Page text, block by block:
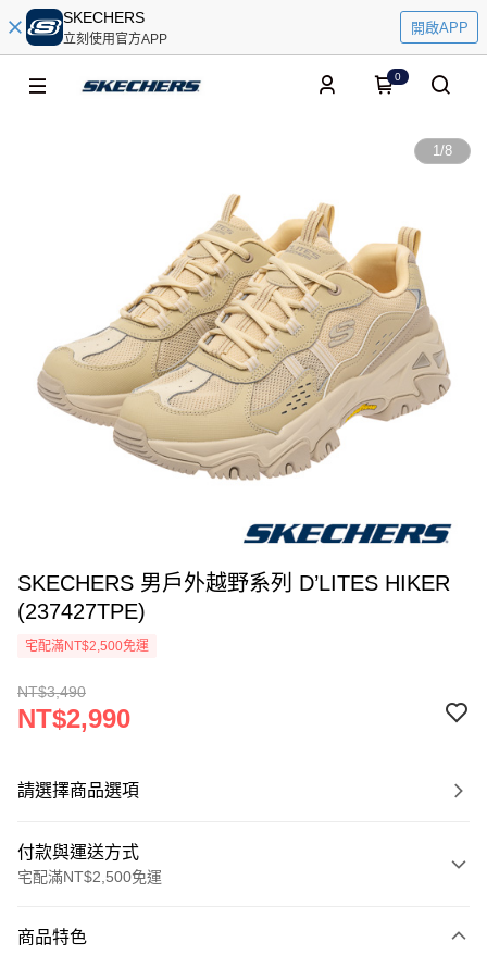
SKECHERS
立刻使用官方APP
開啟APP
0
1/8
SKECHERS 男戶外越野系列 D’LITES HIKER
(237427TPE)
宅配滿NT$2,500免運
NT$3,490
NT$2,990
請選擇商品選項
付款與運送方式
宅配滿NT$2,500免運
信用卡一次付款
商品特色